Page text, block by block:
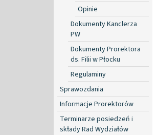
Opinie
Dokumenty Kanclerza
PW
Dokumenty Prorektora
ds. Filii w Płocku
Regulaminy
Sprawozdania
Informacje Prorektorów
Terminarze posiedzeń i
składy Rad Wydziałów